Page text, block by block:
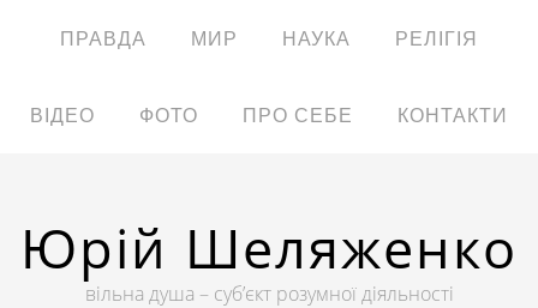
ПРАВДА МИР НАУКА РЕЛІГІЯ
ВІДЕО ФОТО ПРО СЕБЕ КОНТАКТИ
Юрій Шеляженко
вільна душа – суб’єкт розумної діяльності